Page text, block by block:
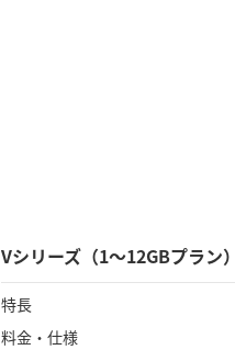
Vシリーズ（1～12GBプラン）
特長
料金・仕様